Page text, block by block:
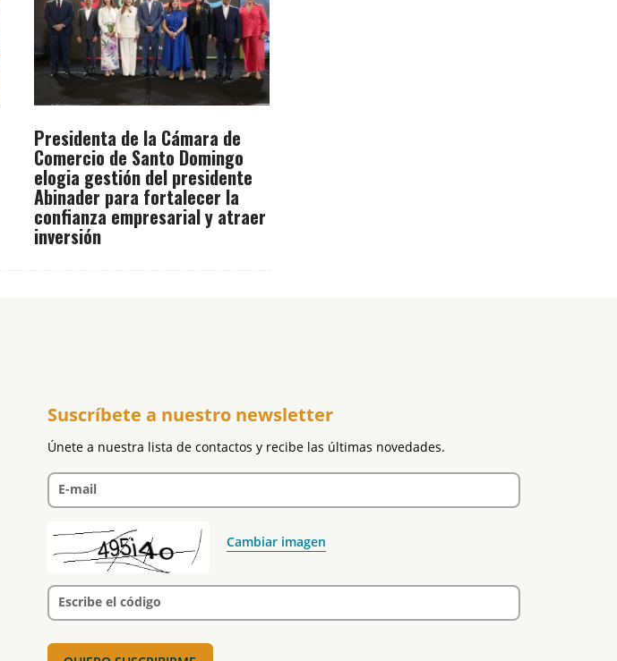
Presidenta de la Cámara de
Comercio de Santo Domingo
elogia gestión del presidente
Abinader para fortalecer la
confianza empresarial y atraer
inversión
Suscríbete a nuestro newsletter
Únete a nuestra lista de contactos y recibe las últimas novedades.
E-mail
Cambiar imagen
Escribe el código